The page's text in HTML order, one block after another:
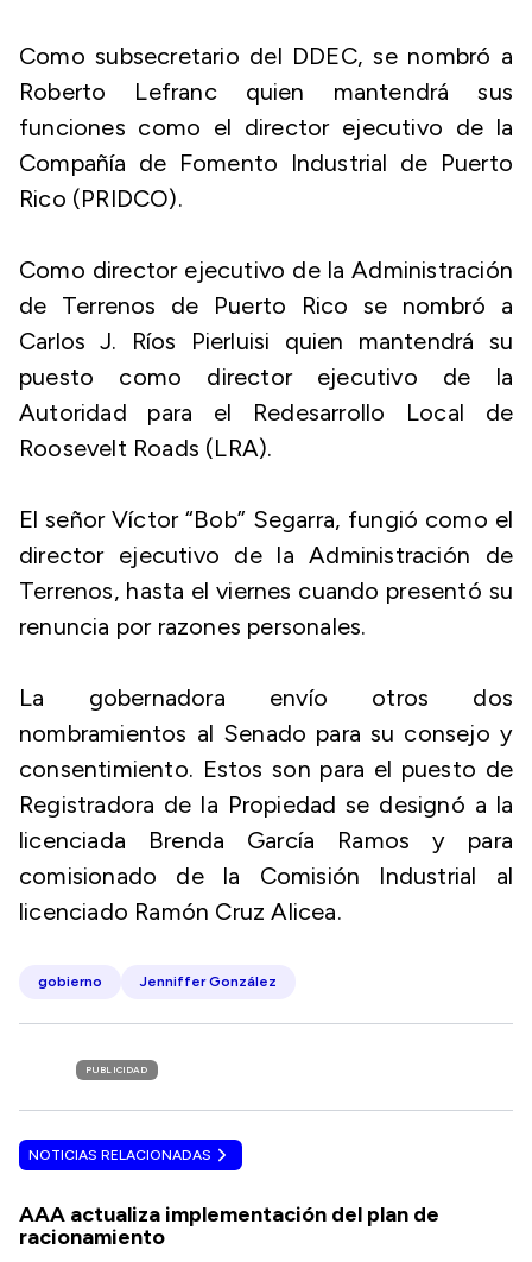
Como subsecretario del DDEC, se nombró a
Roberto Lefranc quien mantendrá sus
funciones como el director ejecutivo de la
Compañía de Fomento Industrial de Puerto
Rico (PRIDCO).
Como director ejecutivo de la Administración
de Terrenos de Puerto Rico se nombró a
Carlos J. Ríos Pierluisi quien mantendrá su
puesto como director ejecutivo de la
Autoridad para el Redesarrollo Local de
Roosevelt Roads (LRA).
El señor Víctor “Bob” Segarra, fungió como el
director ejecutivo de la Administración de
Terrenos, hasta el viernes cuando presentó su
renuncia por razones personales.
La gobernadora envío otros dos
nombramientos al Senado para su consejo y
consentimiento. Estos son para el puesto de
Registradora de la Propiedad se designó a la
licenciada Brenda García Ramos y para
comisionado de la Comisión Industrial al
licenciado Ramón Cruz Alicea.
gobierno Jenniffer González
PUBLICIDAD
NOTICIAS RELACIONADAS
AAA actualiza implementación del plan de
racionamiento